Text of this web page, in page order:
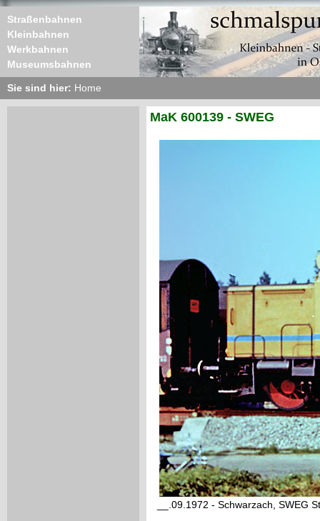
Straßenbahnen
Kleinbahnen
Werkbahnen
Museumsbahnen
Sie sind hier: Home
MaK 600139 - SWEG
__.09.1972 - Schwarzach, SWEG